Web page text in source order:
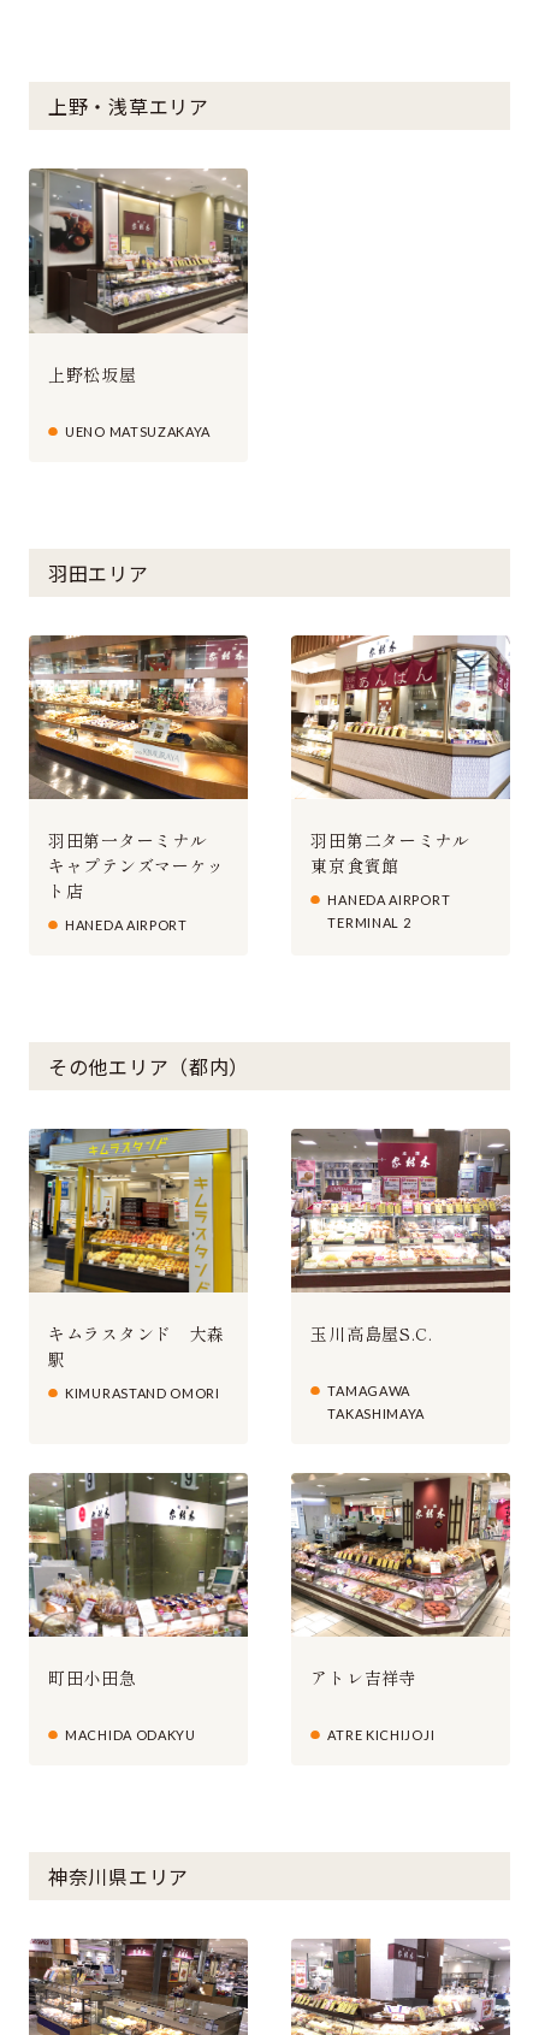
上野・浅草エリア
上野松坂屋
UENO MATSUZAKAYA
羽田エリア
羽田第一ターミナル
キャプテンズマーケッ
ト店
HANEDA AIRPORT
羽田第二ターミナル
東京食賓館
HANEDA AIRPORT
TERMINAL 2
その他エリア（都内）
キムラスタンド 大森
駅
KIMURASTAND OMORI
玉川高島屋S.C.
TAMAGAWA
TAKASHIMAYA
町田小田急
MACHIDA ODAKYU
アトレ吉祥寺
ATRE KICHIJOJI
神奈川県エリア